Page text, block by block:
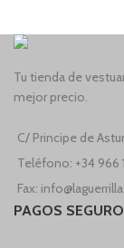
Tu tienda de
mejor precio.
C/ Principe de
Teléfono: +34 966
Fax:
PAGOS